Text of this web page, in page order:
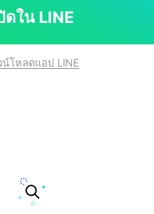
ดใน LINE
น์โหลดแอป LINE